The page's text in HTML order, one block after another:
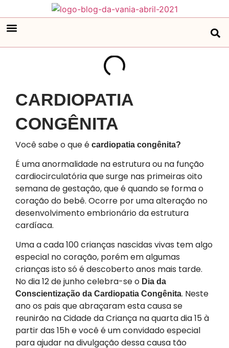
CARDIOPATIA
CONGÊNITA
Você sabe o que é cardiopatia congênita?
É uma anormalidade na estrutura ou na função
cardiocirculatória que surge nas primeiras oito
semana de gestação, que é quando se forma o
coração do bebê. Ocorre por uma alteração no
desenvolvimento embrionário da estrutura
cardíaca.
Uma a cada 100 crianças nascidas vivas tem algo
especial no coração, porém em algumas
crianças isto só é descoberto anos mais tarde.
No dia 12 de junho celebra-se o Dia da
Conscientização da Cardiopatia Congênita. Neste
ano os pais que abraçaram esta causa se
reunirão na Cidade da Criança na quarta dia 15 à
partir das 15h e você é um convidado especial
para ajudar na divulgação dessa causa tão